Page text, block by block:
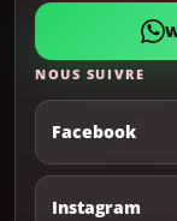
NOUS SUIVRE
Facebook
Instagram